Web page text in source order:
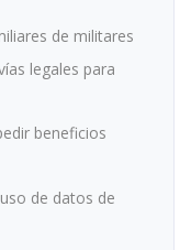
de militares
legales para
beneficios
de datos de